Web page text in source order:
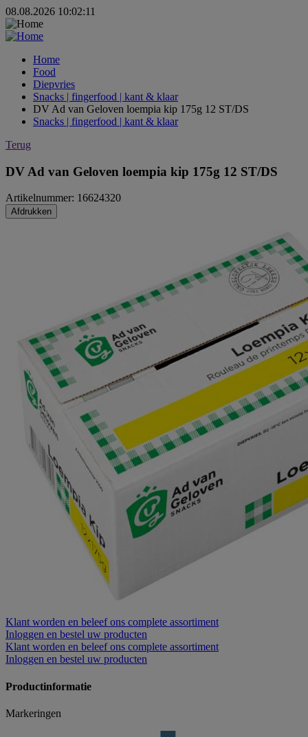
08.08.2026 10:02:11
Home
Food
Diepvries
Snacks | fingerfood | kant & klaar
DV Ad van Geloven loempia kip 175g 12 ST/DS
Snacks | fingerfood | kant & klaar
Terug
DV Ad van Geloven loempia kip 175g 12 ST/DS
Artikelnummer: 16624320
Afdrukken
Klant worden en beleef ons complete assortiment
Inloggen en bestel uw producten
Klant worden en beleef ons complete assortiment
Inloggen en bestel uw producten
Productinformatie
Markeringen